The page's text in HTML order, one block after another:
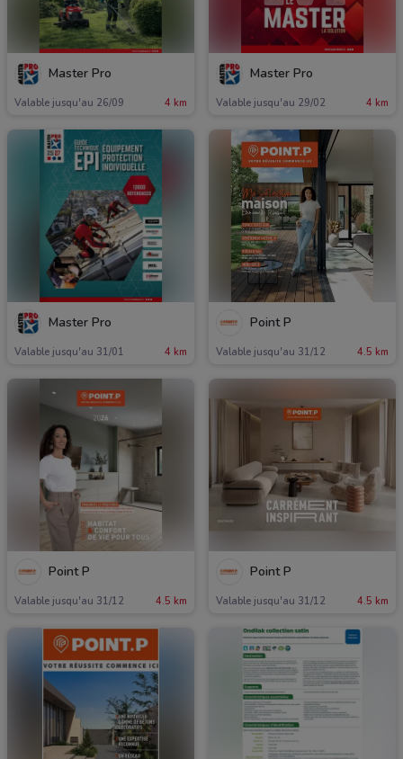
Master Pro
Valable jusqu'au 26/09 4 km
Master Pro
Valable jusqu'au 29/02 4 km
Master Pro
Valable jusqu'au 31/01 4 km
Point P
Valable jusqu'au 31/12 4.5 km
Point P
Valable jusqu'au 31/12 4.5 km
Point P
Valable jusqu'au 31/12 4.5 km